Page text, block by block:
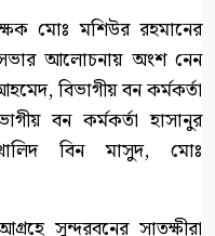
মোঃ মশিউর রহমানের
আলোচনায় অংশ নেন
বিভাগীয় বন কর্মকর্তা
বন কর্মকর্তা হাসানুর
বিন মাসুদ, মোঃ
সুন্দরবনের সাতক্ষীরা